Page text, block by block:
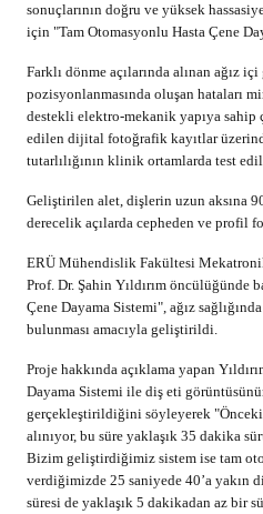
sonuçlarının doğru ve yüksek
için "Tam Otomasyonlu Hasta Çene
Farklı dönme açılarında alınan ağız
pozisyonlanmasında oluşan hataları
destekli elektro-mekanik yapıya sahip
edilen dijital fotoğrafik kayıtlar
tutarlılığının klinik ortamlarda test
Geliştirilen alet, dişlerin uzun aksına
derecelik açılarda cepheden ve profil
ERÜ Mühendislik Fakültesi
Prof. Dr. Şahin Yıldırım öncülüğünde
Çene Dayama Sistemi", ağız
bulunması amacıyla geliştirildi.
Proje hakkında açıklama yapan
Dayama Sistemi ile diş eti
gerçekleştirildiğini söyleyerek
alınıyor, bu süre yaklaşık 35 dakika
Bizim geliştirdiğimiz sistem ise tam
verdiğimizde 25 saniyede 40’a yakın
süresi de yaklaşık 5 dakikadan az bir